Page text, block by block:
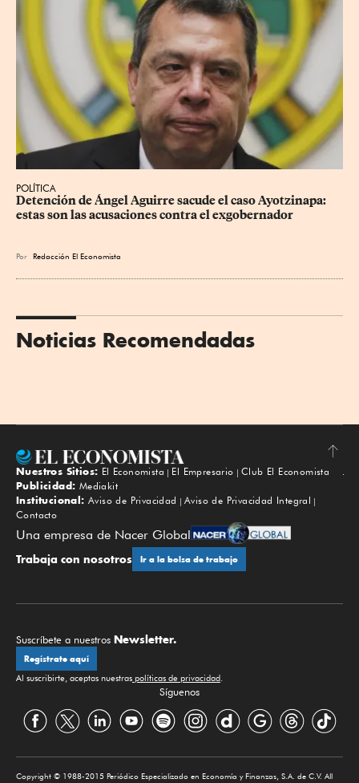
POLÍTICA
Detención de Ángel Aguirre sacude el caso Ayotzinapa:
estas son las acusaciones contra el exgobernador
Por Redacción El Economista
Noticias Recomendadas
Subir
Nuestros Sitios: El Economista El Empresario
Club El Economista
Publicidad: Mediakit
Institucional: Aviso de Privacidad
Aviso de Privacidad Integral
Contacto
Una empresa de Nacer Global
Trabaja con nosotros Ir a la bolsa de trabajo
Suscríbete a nuestros Newsletter.
Regístrate aquí
Al suscribirte, aceptas nuestras políticas de privacidad.
Síguenos
Copyright © 1988-2015 Periódico Especializado en Economía y Finanzas, S.A. de C.V. All